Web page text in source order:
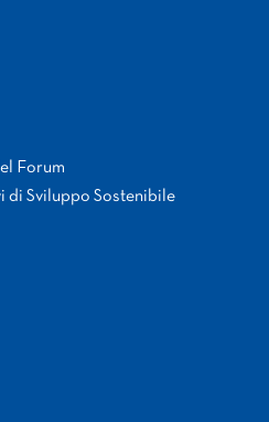
Forum
di Sviluppo Sostenibile